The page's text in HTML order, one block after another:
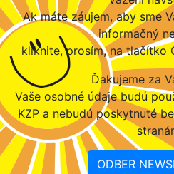
Ak máte záujem, aby sme
informačný
kliknite, prosím, na tlačítko
Ďakujeme za
Vaše osobné údaje budú
KZP a nebudú poskytnuté
ODBER